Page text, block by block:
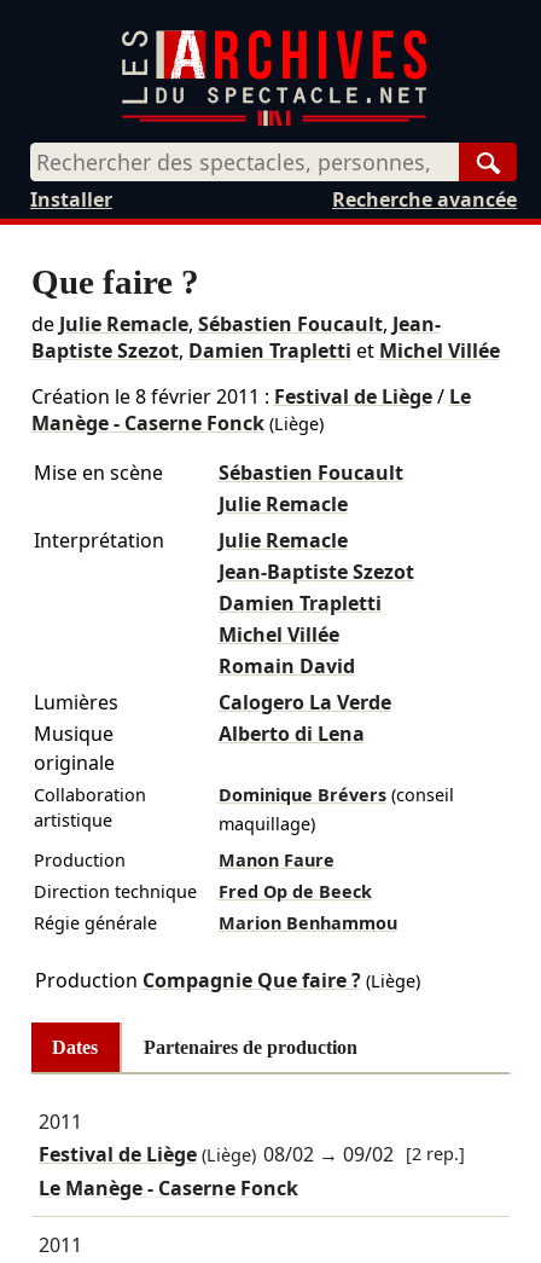
Recherche avancée
Installer
Que faire ?
de Julie Remacle, Sébastien Foucault, Jean-
Baptiste Szezot, Damien Trapletti et Michel Villée
Création le8 février 2011 : Festival de Liège/ Le
Manège - Caserne Fonck(Liège)
Mise en scène
Sébastien Foucault
Julie Remacle
Interprétation
Julie Remacle
Jean-Baptiste Szezot
Damien Trapletti
Michel Villée
Romain David
Lumières
Calogero La Verde
Musique
originale
Alberto di Lena
Collaboration
artistique
Dominique Brévers (conseil
maquillage)
Production
Manon Faure
Direction technique
Fred Op de Beeck
Régie générale
Marion Benhammou
Production Compagnie Que faire ?(Liège)
Dates Partenaires de production
2011
Festival de Liège(Liège) 08/02 →09/02 [2 rep.]
Le Manège - Caserne Fonck
2011